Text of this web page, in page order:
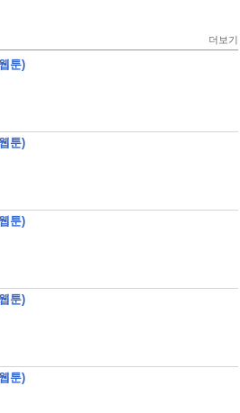
더보기
툰)
툰)
툰)
툰)
툰)